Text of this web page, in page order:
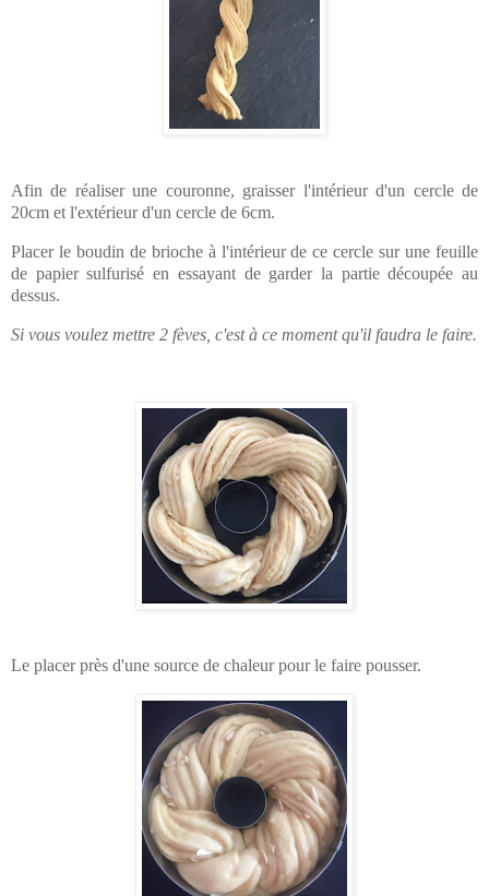
Afin de réaliser une couronne, graisser l'intérieur d'un cercle de
20cm et l'extérieur d'un cercle de 6cm.
Placer le boudin de brioche à l'intérieur de ce cercle sur une feuille
de papier sulfurisé en essayant de garder la partie découpée au
dessus.
Si vous voulez mettre 2 fèves, c'est à ce moment qu'il faudra le faire.
Le placer près d'une source de chaleur pour le faire pousser.